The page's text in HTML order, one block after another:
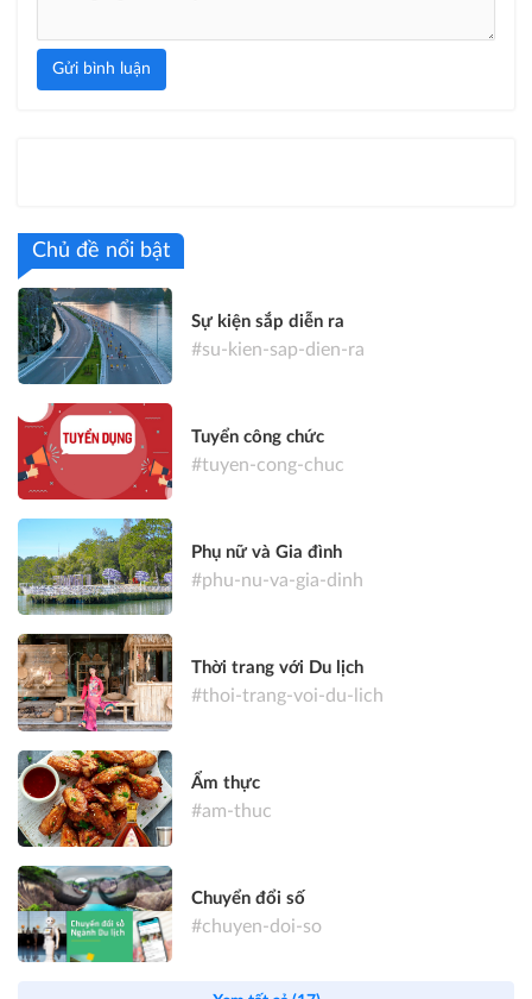
Gửi bình luận
Chủ đề nổi bật
Sự kiện sắp diễn ra
#su-kien-sap-dien-ra
Tuyển công chức
#tuyen-cong-chuc
Phụ nữ và Gia đình
#phu-nu-va-gia-dinh
Thời trang với Du lịch
#thoi-trang-voi-du-lich
Ẩm thực
#am-thuc
Chuyển đổi số
#chuyen-doi-so